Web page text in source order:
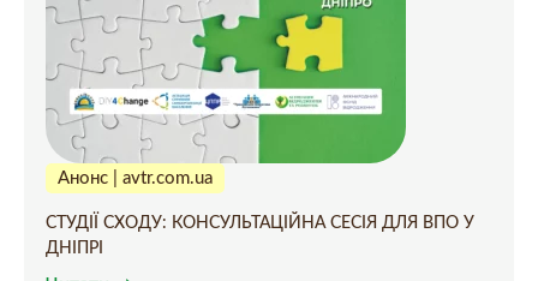
Анонс | avtr.com.ua
СТУДІЇ СХОДУ: КОНСУЛЬТАЦІЙНА СЕСІЯ ДЛЯ ВПО У
ДНІПРІ